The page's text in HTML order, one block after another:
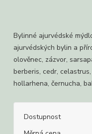
Bylinné ajurvédské
ajurvédských bylin a
olověnec, zázvor,
berberis, cedr,
hollarhena, černucha,
Dostupnost